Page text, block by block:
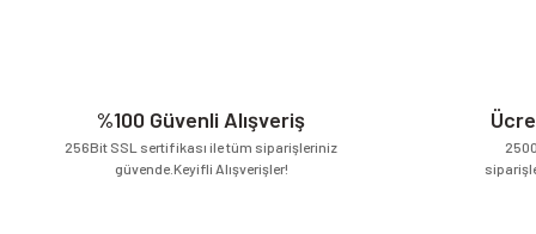
Bu ürüne benzer farklı alternatifler olmalı.
%100 Güvenli Alışveriş
256Bit SSL sertifikası ile tüm siparişleriniz
güvende.Keyifli Alışverişler!